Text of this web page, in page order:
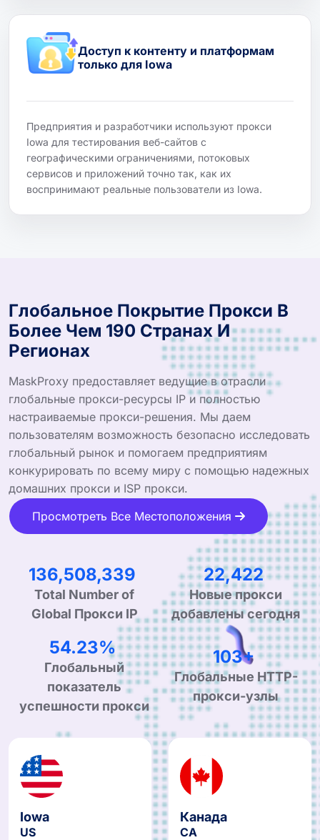
Доступ к контенту и платформам
только для Iowa
Предприятия и разработчики используют прокси
Iowa для тестирования веб-сайтов с
географическими ограничениями, потоковых
сервисов и приложений точно так, как их
воспринимают реальные пользователи из Iowa.
Глобальное Покрытие Прокси В
Более Чем 190 Странах И
Регионах
MaskProxy предоставляет ведущие в отрасли
глобальные прокси-ресурсы IP и полностью
настраиваемые прокси-решения. Мы даем
пользователям возможность безопасно исследовать
глобальный рынок и помогаем предприятиям
конкурировать по всему миру с помощью надежных
домашних прокси и ISP прокси.
Просмотреть Все Местоположения
243,663,111
Total Number of
Global Прокси IP
40,023
Новые прокси
добавлены сегодня
97.61%
Глобальный
показатель
успешности прокси
184+
Глобальные HTTP-
прокси-узлы
Iowa
US
Канада
CA